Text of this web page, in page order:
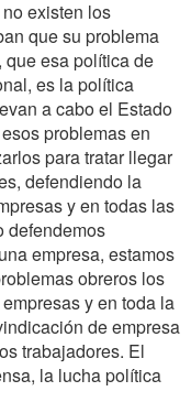
existen los
que su problema
que esa política de
es la política
a cabo el Estado
problemas en
para tratar llegar
defendiendo la
y en todas las
defendemos
empresa, estamos
obreros los
y en toda la
de empresa
trabajadores. El
la lucha política